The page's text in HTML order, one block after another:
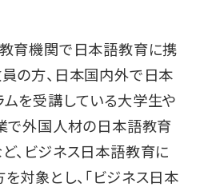
育機関で日本語教育に携
の方、日本国内外で日本
を受講している大学生や
で外国人材の日本語教育
、ビジネス日本語教育に
対象とし、「ビジネス日本